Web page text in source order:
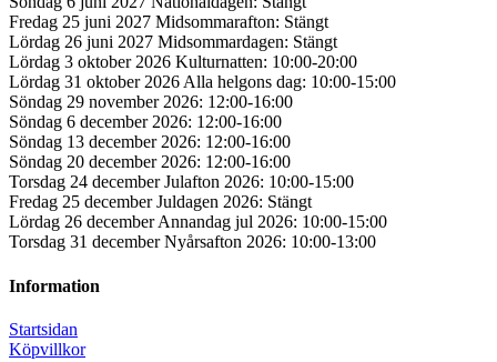
Fredag 25 juni 2027 Midsommarafton: Stängt
Lördag 26 juni 2027 Midsommardagen: Stängt
Lördag 3 oktober 2026 Kulturnatten: 10:00-20:00
Lördag 31 oktober 2026 Alla helgons dag: 10:00-15:00
Söndag 29 november 2026: 12:00-16:00
Söndag 6 december 2026: 12:00-16:00
Söndag 13 december 2026: 12:00-16:00
Söndag 20 december 2026: 12:00-16:00
Torsdag 24 december Julafton 2026: 10:00-15:00
Fredag 25 december Juldagen 2026: Stängt
Lördag 26 december Annandag jul 2026: 10:00-15:00
Torsdag 31 december Nyårsafton 2026: 10:00-13:00
Information
Startsidan
Köpvillkor